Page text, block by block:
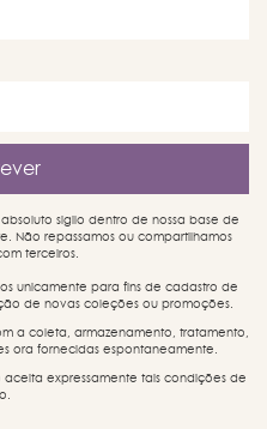
sigilo dentro de nossa base de
Não repassamos ou compartilhamos
terceiros.
unicamente para fins de cadastro de
de novas coleções ou promoções.
a coleta, armazenamento, tratamento,
ora fornecidas espontaneamente.
expressamente tais condições de